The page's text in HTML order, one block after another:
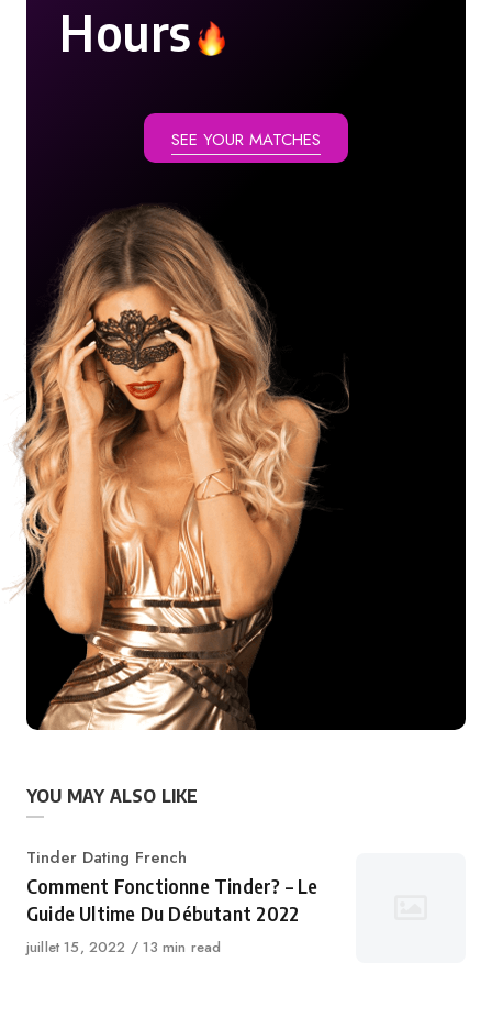
Hours
SEE YOUR MATCHES
YOU MAY ALSO LIKE
Category
Tinder Dating French
Comment Fonctionne Tinder? – Le
Guide Ultime Du Débutant 2022
Published
juillet 15, 2022 13 min read